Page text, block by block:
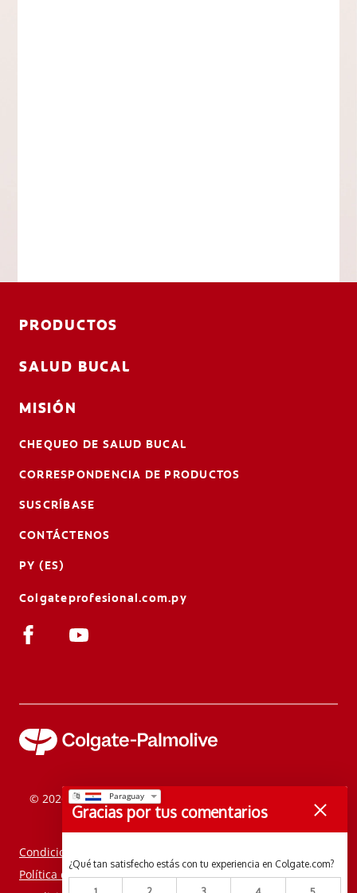
PRODUCTOS
SALUD BUCAL
MISIÓN
CHEQUEO DE SALUD BUCAL
CORRESPONDENCIA DE PRODUCTOS
SUSCRÍBASE
CONTÁCTENOS
PY (ES)
Colgateprofesional.com.py
© 2026 Colgate-Palmolive Company. Todos los derechos
reservados.
Condiciones de uso
Política de privacidad
Gracias por tus comentarios
¿Qué tan satisfecho estás con tu experiencia en Colgate.com?